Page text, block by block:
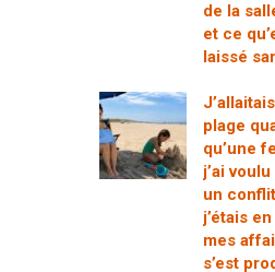
de la
et ce
laissé
plage
qu’une
j’ai
un
j’étais
mes
s’est